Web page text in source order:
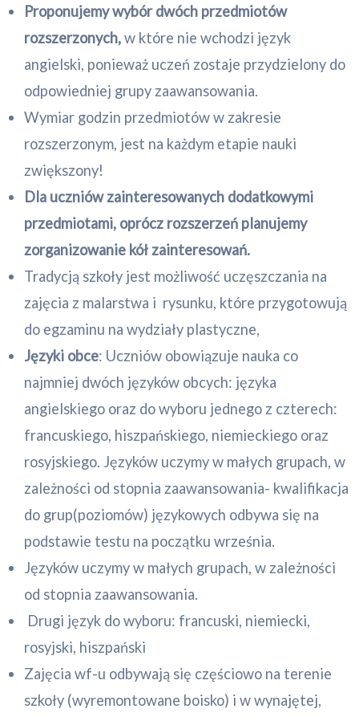
Proponujemy wybór dwóch przedmiotów
rozszerzonych,w które nie wchodzi język
angielski, ponieważ uczeń zostaje przydzielony do
odpowiedniej grupy zaawansowania.
Wymiar godzin przedmiotów w zakresie
rozszerzonym, jest na każdym etapie nauki
zwiększony!
Dla uczniów zainteresowanych dodatkowymi
przedmiotami, oprócz rozszerzeń planujemy
zorganizowanie kół zainteresowań.
Tradycją szkoły jest możliwość uczęszczania na
zajęcia z malarstwa i rysunku, które przygotowują
do egzaminu na wydziały plastyczne,
Języki obce: Uczniów obowiązuje nauka co
najmniej dwóch języków obcych: języka
angielskiego oraz do wyboru jednego z czterech:
francuskiego, hiszpańskiego, niemieckiego oraz
rosyjskiego. Języków uczymy w małych grupach, w
zależności od stopnia zaawansowania- kwalifikacja
do grup(poziomów) językowych odbywa się na
podstawie testu na początku września.
Języków uczymy w małych grupach, w zależności
od stopnia zaawansowania.
Drugi język do wyboru: francuski, niemiecki,
rosyjski, hiszpański
Zajęcia wf-u odbywają się częściowo na terenie
szkoły (wyremontowane boisko) i w wynajętej,